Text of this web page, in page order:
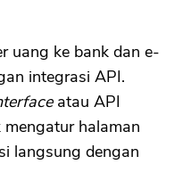
uang ke bank dan e-
integrasi API.
atau API
halaman
langsung dengan